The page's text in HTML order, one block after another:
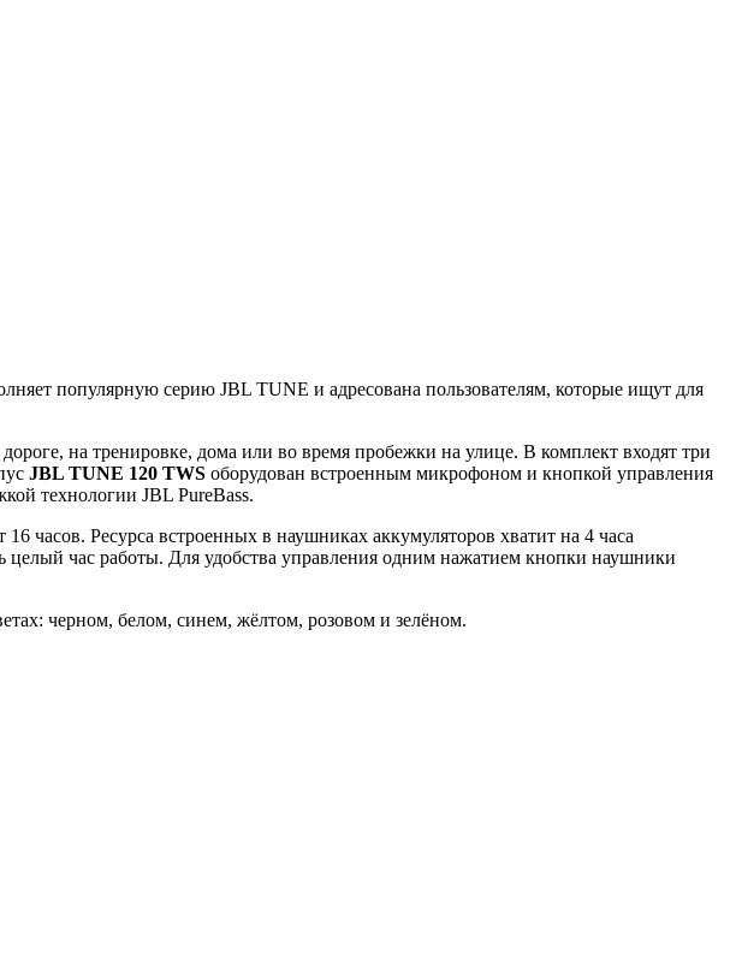
популярную серию JBL TUNE и адресована пользователям, которые ищут для
на тренировке, дома или во время пробежки на улице. В комплект входят три
JBL TUNE 120 TWS оборудован встроенным микрофоном и кнопкой управления
технологии JBL PureBass.
часов. Ресурса встроенных в наушниках аккумуляторов хватит на 4 часа
целый час работы. Для удобства управления одним нажатием кнопки наушники
черном, белом, синем, жёлтом, розовом и зелёном.